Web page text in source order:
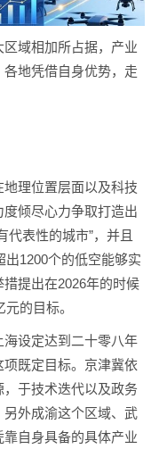
域相加所占据，产业
地凭借自身优势，走
理位置层面以及科技
倾尽心力争取打造出
代表性的城市”，并且
1200个的低空能够实
提出在2026年的时候
的目标。
设定达到二十零八年
既定目标。京津冀依
于技术迭代以及政务
外成渝这个区域、武
自身具备的具体产业